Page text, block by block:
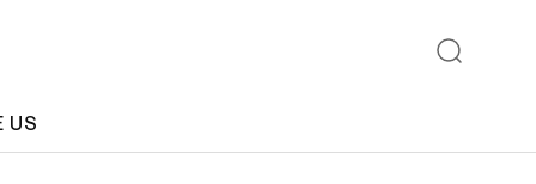
US